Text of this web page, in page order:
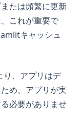
たは頻繁に更新
これが重要で
キャッシュ
、アプリはデ
め、アプリが実
必要がありませ